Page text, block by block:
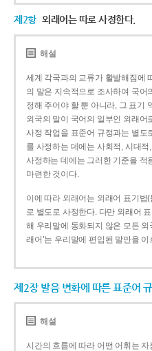
제2항 외래어는 따로 사정한다.
해설
세계 각국과의 교류가 활발해짐에
의 말은 지속적으로 조사하여 국어
정해 주어야 할 뿐 아니라, 그 표기
외국의 말이 국어의 일부인 외래어
사정 작업을 표준어 규정과는 별도
를 사정하는 데에는 사회적, 시대
사정하는 데에는 그러한 기준을 적
마련한 것이다.
이에 따라 외래어는 외래어 표기
로 별도로 사정한다. 다만 외래어
해 우리말에 동화되지 않은 모든 외
래어’는 우리말에 편입된 말만을
제2장 발음 변화에 따른 표준어
해설
시간의 흐름에 따라 어떤 어휘는